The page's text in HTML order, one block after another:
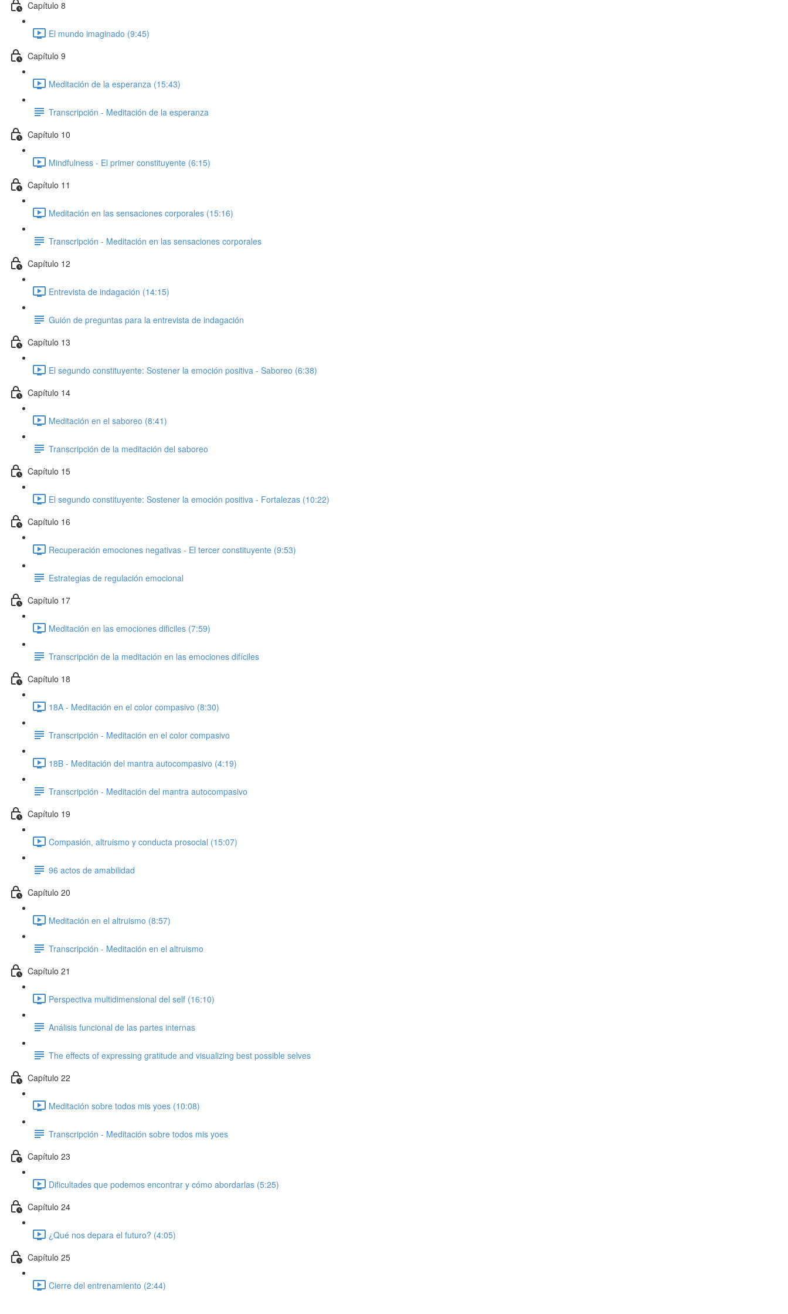
Capítulo 8
El mundo imaginado (9:45)
Capítulo 9
Meditación de la esperanza (15:43)
Transcripción - Meditación de la esperanza
Capítulo 10
Mindfulness - El primer constituyente (6:15)
Capítulo 11
Meditación en las sensaciones corporales (15:16)
Transcripción - Meditación en las sensaciones corporales
Capítulo 12
Entrevista de indagación (14:15)
Guión de preguntas para la entrevista de indagación
Capítulo 13
El segundo constituyente: Sostener la emoción positiva - Saboreo (6:38)
Capítulo 14
Meditación en el saboreo (8:41)
Transcripción de la meditación del saboreo
Capítulo 15
El segundo constituyente: Sostener la emoción positiva - Fortalezas (10:22)
Capítulo 16
Recuperación emociones negativas - El tercer constituyente (9:53)
Estrategias de regulación emocional
Capítulo 17
Meditación en las emociones dificiles (7:59)
Transcripción de la meditación en las emociones difíciles
Capítulo 18
18A - Meditación en el color compasivo (8:30)
Transcripción - Meditación en el color compasivo
18B - Meditación del mantra autocompasivo (4:19)
Transcripción - Meditación del mantra autocompasivo
Capítulo 19
Compasión, altruismo y conducta prosocial (15:07)
96 actos de amabilidad
Capítulo 20
Meditación en el altruismo (8:57)
Transcripción - Meditación en el altruismo
Capítulo 21
Perspectiva multidimensional del self (16:10)
Análisis funcional de las partes internas
The effects of expressing gratitude and visualizing best possible selves
Capítulo 22
Meditación sobre todos mis yoes (10:08)
Transcripción - Meditación sobre todos mis yoes
Capítulo 23
Dificultades que podemos encontrar y cómo abordarlas (5:25)
Capítulo 24
¿Qué nos depara el futuro? (4:05)
Capítulo 25
Cierre del entrenamiento (2:44)